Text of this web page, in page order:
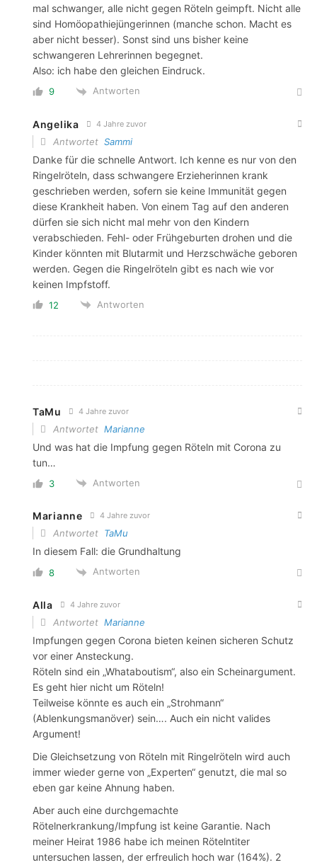
mal schwanger, alle nicht gegen Röteln geimpft. Nicht alle
sind Homöopathiejüngerinnen (manche schon. Macht es
aber nicht besser). Sonst sind uns bisher keine
schwangeren Lehrerinnen begegnet.
Also: ich habe den gleichen Eindruck.
9 Antworten
Angelika 4 Jahre zuvor
Antwortet Sammi
Danke für die schnelle Antwort. Ich kenne es nur von den
Ringelröteln, dass schwangere Erzieherinnen krank
geschrieben werden, sofern sie keine Immunität gegen
diese Krankheit haben. Von einem Tag auf den anderen
dürfen sie sich nicht mal mehr von den Kindern
verabschieden. Fehl- oder Frühgeburten drohen und die
Kinder könnten mit Blutarmit und Herzschwäche geboren
werden. Gegen die Ringelröteln gibt es nach wie vor
keinen Impfstoff.
12 Antworten
TaMu 4 Jahre zuvor
Antwortet Marianne
Und was hat die Impfung gegen Röteln mit Corona zu
tun…
3 Antworten
Marianne 4 Jahre zuvor
Antwortet TaMu
In diesem Fall: die Grundhaltung
8 Antworten
Alla 4 Jahre zuvor
Antwortet Marianne
Impfungen gegen Corona bieten keinen sicheren Schutz
vor einer Ansteckung.
Röteln sind ein „Whataboutism“, also ein Scheinargument.
Es geht hier nicht um Röteln!
Teilweise könnte es auch ein „Strohmann“
(Ablenkungsmanöver) sein…. Auch ein nicht valides
Argument!
Die Gleichsetzung von Röteln mit Ringelröteln wird auch
immer wieder gerne von „Experten“ genutzt, die mal so
eben gar keine Ahnung haben.
Aber auch eine durchgemachte
Rötelnerkrankung/Impfung ist keine Garantie. Nach
meiner Heirat 1986 habe ich meinen Rötelntiter
untersuchen lassen, der erfreulich hoch war (164%). 2